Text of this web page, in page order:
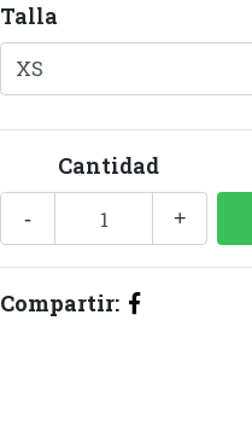
Talla
Cantidad
+
-
Compartir: